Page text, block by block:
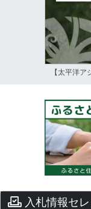
【太平洋ア
入札情報セレ